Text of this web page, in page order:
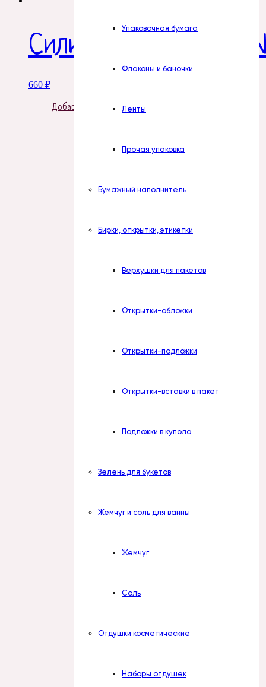
Упаковочная бумага
Флаконы и баночки
Ленты
Прочая упаковка
Бумажный наполнитель
Бирки, открытки, этикетки
Верхушки для пакетов
Открытки-обложки
Открытки-подложки
Открытки-вставки в пакет
Подложки в купола
Зелень для букетов
Жемчуг и соль для ванны
Жемчуг
Соль
Отдушки косметические
Наборы отдушек
Силиконовая форма
660 ₽
Добавить в корзину